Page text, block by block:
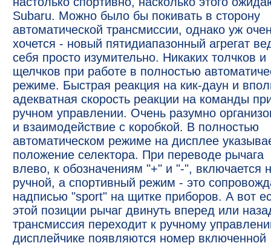
Subaru. Можно было бы покивать в сторону
автоматической трансмиссии, однако уж
хочется - новый пятидиапазонный агрегат
себя просто изумительно. Никаких толчков и
щелчков при работе в полностью
режиме. Быстрая реакция на кик-даун и
адекватная скорость реакции на команды
ручном управлении. Очень разумно
и взаимодействие с коробкой. В полностью
автоматическом режиме на дисплее
положение селектора. При переводе рычага
влево, к обозначениям "+" и "-", включается
ручной, а спортивный режим - это
надписью "sport" на щитке приборов. А вот
этой позиции рычаг двинуть вперед или
трансмиссия переходит к ручному
дисплейчике появляются номер включенной